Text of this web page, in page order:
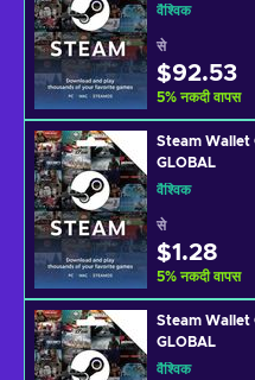
वैश्विक
से
$92.53
5% नकदी वापस
Steam Wallet
GLOBAL
वैश्विक
से
$1.28
5% नकदी वापस
Steam Wallet
GLOBAL
वैश्विक